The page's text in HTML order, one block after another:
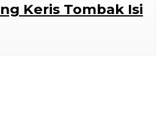
Keris Tombak Isi